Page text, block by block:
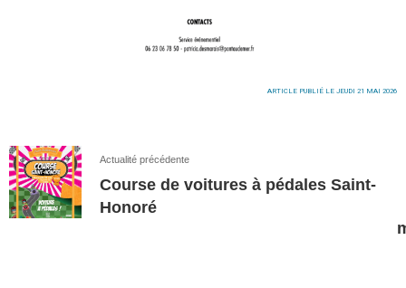
ARTICLE PUBLIÉ LE JEUDI 21 MAI 2026
Actualité précédente
Course de voitures à pédales Saint-
Honoré